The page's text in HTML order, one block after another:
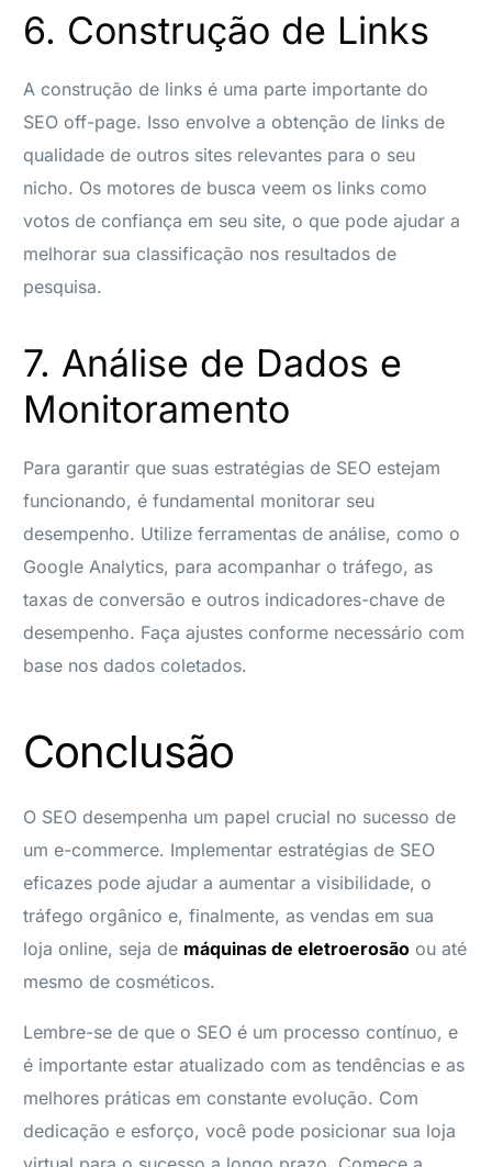
6. Construção de Links
A construção de links é uma parte importante do
SEO off-page. Isso envolve a obtenção de links de
qualidade de outros sites relevantes para o seu
nicho. Os motores de busca veem os links como
votos de confiança em seu site, o que pode ajudar a
melhorar sua classificação nos resultados de
pesquisa.
7. Análise de Dados e
Monitoramento
Para garantir que suas estratégias de SEO estejam
funcionando, é fundamental monitorar seu
desempenho. Utilize ferramentas de análise, como o
Google Analytics, para acompanhar o tráfego, as
taxas de conversão e outros indicadores-chave de
desempenho. Faça ajustes conforme necessário com
base nos dados coletados.
Conclusão
O SEO desempenha um papel crucial no sucesso de
um e-commerce. Implementar estratégias de SEO
eficazes pode ajudar a aumentar a visibilidade, o
tráfego orgânico e, finalmente, as vendas em sua
loja online, seja de máquinas de eletroerosão ou até
mesmo de cosméticos.
Lembre-se de que o SEO é um processo contínuo, e
é importante estar atualizado com as tendências e as
melhores práticas em constante evolução. Com
dedicação e esforço, você pode posicionar sua loja